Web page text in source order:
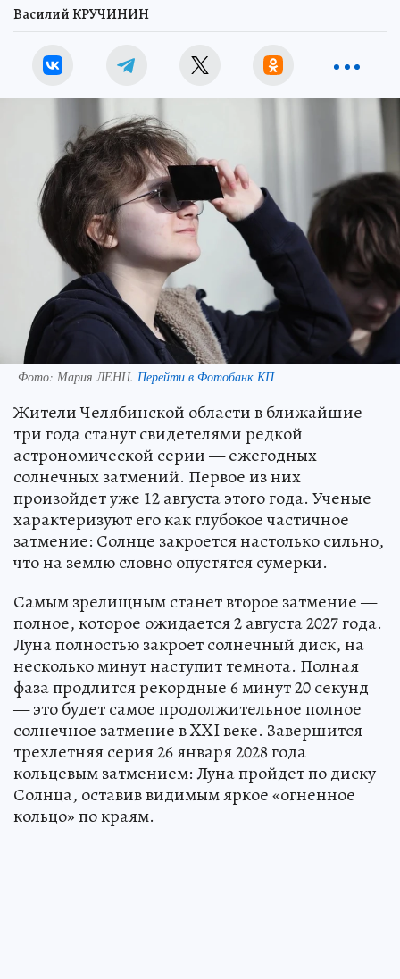
Василий КРУЧИНИН
Фото: Мария ЛЕНЦ. Перейти в Фотобанк КП
Жители Челябинской области в ближайшие
три года станут свидетелями редкой
астрономической серии — ежегодных
солнечных затмений. Первое из них
произойдет уже 12 августа этого года. Ученые
характеризуют его как глубокое частичное
затмение: Солнце закроется настолько сильно,
что на землю словно опустятся сумерки.
Самым зрелищным станет второе затмение —
полное, которое ожидается 2 августа 2027 года.
Луна полностью закроет солнечный диск, на
несколько минут наступит темнота. Полная
фаза продлится рекордные 6 минут 20 секунд
— это будет самое продолжительное полное
солнечное затмение в XXI веке. Завершится
трехлетняя серия 26 января 2028 года
кольцевым затмением: Луна пройдет по диску
Солнца, оставив видимым яркое «огненное
кольцо» по краям.